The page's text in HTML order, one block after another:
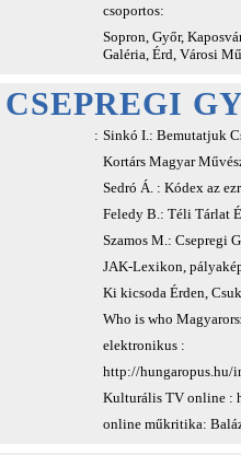
csoportos:
Sopron, Győr,
Galéria, Érd, Városi
CSEPREGI
: Sinkó I.: Bemutatjuk
Kortárs Magyar
Sedró Á. : Kódex az
Feledy B.: Téli Tárlat
Szamos M.: Csepregi
JAK-Lexikon,
Ki kicsoda Érden,
Who is who
elektronikus :
http://hungaropus.hu/
Kulturális TV online :
online műkritika: